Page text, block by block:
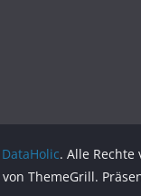
DataHolic. Alle
von ThemeGrill.